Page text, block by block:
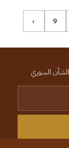
9
›
السوري